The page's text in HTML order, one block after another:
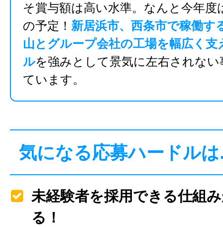
そ賞与額は高い水準。なんと今年度
の予定！ 新居浜市、西条市で稼働す
山とグループ会社の工場を幅広く支
ルを強みとして景気に左右されな
ています。
気になる応募ハードル
未経験者を採用できる仕組
る！